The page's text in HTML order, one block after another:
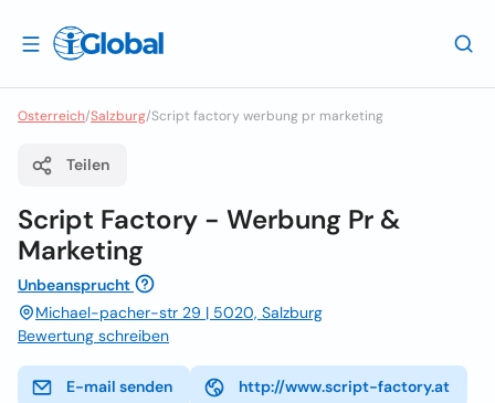
Osterreich/Salzburg/Script factory werbung pr marketing
Teilen
Script Factory - Werbung Pr &
Marketing
Unbeansprucht
Michael-pacher-str 29 | 5020, Salzburg
Bewertung schreiben
E-mail senden http://www.script-factory.at